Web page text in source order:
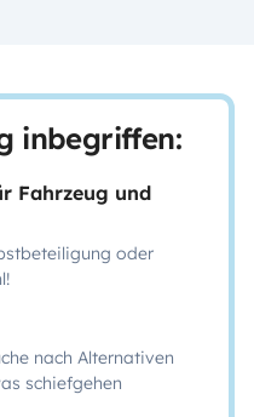
inbegriffen:
Fahrzeug und
oder
nach Alternativen
schiefgehen